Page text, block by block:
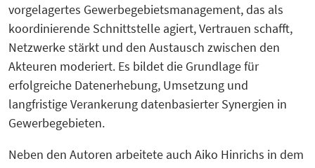
vorgelagertes Gewerbegebietsmanagement, das als
koordinierende Schnittstelle agiert, Vertrauen schafft,
Netzwerke stärkt und den Austausch zwischen den
Akteuren moderiert. Es bildet die Grundlage für
erfolgreiche Datenerhebung, Umsetzung und
langfristige Verankerung datenbasierter Synergien in
Gewerbegebieten.
Neben den Autoren arbeitete auch Aiko Hinrichs in dem